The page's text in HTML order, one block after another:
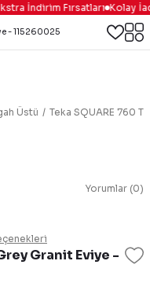
İndirim Fırsatları Kolay
Üstü Teka SQUARE 760
Yorumlar (0)
Granit Eviye -